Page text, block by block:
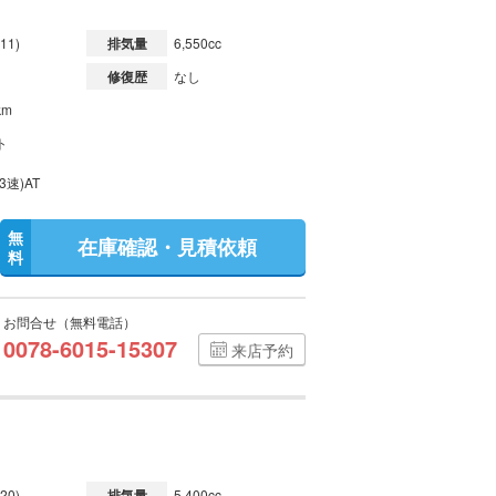
排気量 6,550cc
修復歴
なし
速)AT
無
料
在庫確認・見積依頼
お問合せ（無料電話）
0078-6015-15307 来店予約